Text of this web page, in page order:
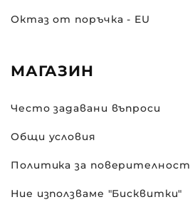
Октаз от поръчка - EU
МАГАЗИН
Често задавани въпроси
Общи условия
Политика за поверителност
Ние използваме "Бисквитки"